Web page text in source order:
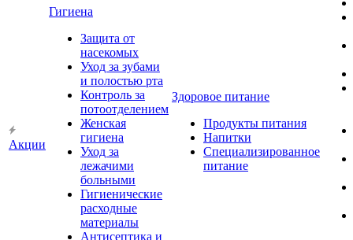
Акции
Гигиена
Защита от
насекомых
Уход за зубами
и полостью рта
Контроль за
потоотделением
Женская
гигиена
Уход за
лежачими
больными
Гигиенические
расходные
материалы
Антисептика и
Здоровое питание
Продукты питания
Напитки
Специализированное
питание